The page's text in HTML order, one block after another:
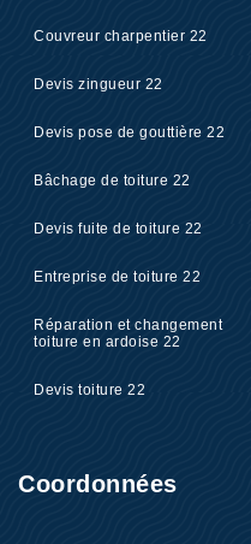
Couvreur charpentier 22
Devis zingueur 22
Devis pose de gouttière 22
Bâchage de toiture 22
Devis fuite de toiture 22
Entreprise de toiture 22
Réparation et changement
toiture en ardoise 22
Devis toiture 22
Coordonnées